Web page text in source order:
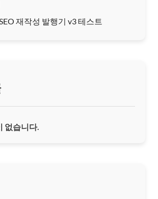
재작성 발행기 v3 테스트
없습니다.